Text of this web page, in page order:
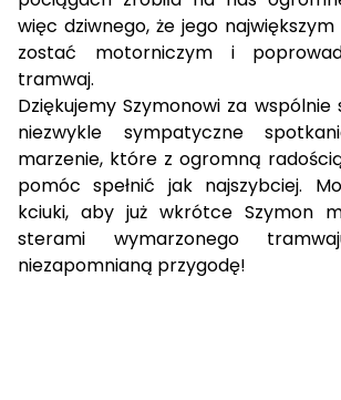
więc dziwnego, że jego
zostać motorniczym i
tramwaj.
Dziękujemy Szymonowi za
niezwykle sympatyczne
marzenie, które z ogromną
pomóc spełnić jak najszybciej.
kciuki, aby już wkrótce Szymon
sterami wymarzonego
niezapomnianą przygodę!